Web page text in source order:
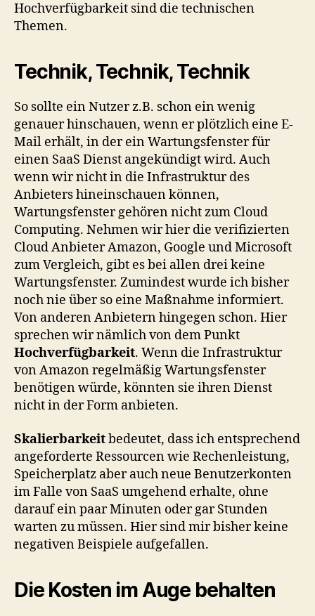
Hochverfügbarkeit sind die technischen
Themen.
Technik, Technik, Technik
So sollte ein Nutzer z.B. schon ein wenig
genauer hinschauen, wenn er plötzlich eine E-
Mail erhält, in der ein Wartungsfenster für
einen SaaS Dienst angekündigt wird. Auch
wenn wir nicht in die Infrastruktur des
Anbieters hineinschauen können,
Wartungsfenster gehören nicht zum Cloud
Computing. Nehmen wir hier die verifizierten
Cloud Anbieter Amazon, Google und Microsoft
zum Vergleich, gibt es bei allen drei keine
Wartungsfenster. Zumindest wurde ich bisher
noch nie über so eine Maßnahme informiert.
Von anderen Anbietern hingegen schon. Hier
sprechen wir nämlich von dem Punkt
Hochverfügbarkeit. Wenn die Infrastruktur
von Amazon regelmäßig Wartungsfenster
benötigen würde, könnten sie ihren Dienst
nicht in der Form anbieten.
Skalierbarkeitbedeutet, dass ich entsprechend
angeforderte Ressourcen wie Rechenleistung,
Speicherplatz aber auch neue Benutzerkonten
im Falle von SaaS umgehend erhalte, ohne
darauf ein paar Minuten oder gar Stunden
warten zu müssen. Hier sind mir bisher keine
negativen Beispiele aufgefallen.
Die Kosten im Auge behalten